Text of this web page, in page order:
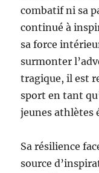
combatif ni sa
continué à
sa force
surmonter
tragique, il est
sport en tant
jeunes athlètes
Sa résilience
source